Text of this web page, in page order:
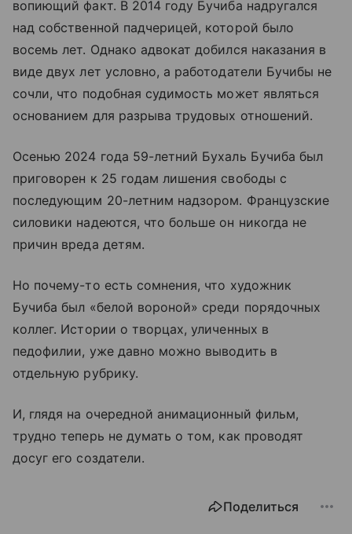
вопиющий факт. В 2014 году Бучиба надругался
над собственной падчерицей, которой было
восемь лет. Однако адвокат добился наказания в
виде двух лет условно, а работодатели Бучибы не
сочли, что подобная судимость может являться
основанием для разрыва трудовых отношений.
Осенью 2024 года 59-летний Бухаль Бучиба был
приговорен к 25 годам лишения свободы с
последующим 20-летним надзором. Французские
силовики надеются, что больше он никогда не
причин вреда детям.
Но почему-то есть сомнения, что художник
Бучиба был «белой вороной» среди порядочных
коллег. Истории о творцах, уличенных в
педофилии, уже давно можно выводить в
отдельную рубрику.
И, глядя на очередной анимационный фильм,
трудно теперь не думать о том, как проводят
досуг его создатели.
Поделиться